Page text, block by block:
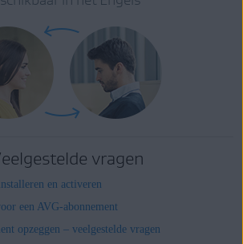
vragen
en activeren
een AVG-abonnement
opzeggen – veelgestelde vragen